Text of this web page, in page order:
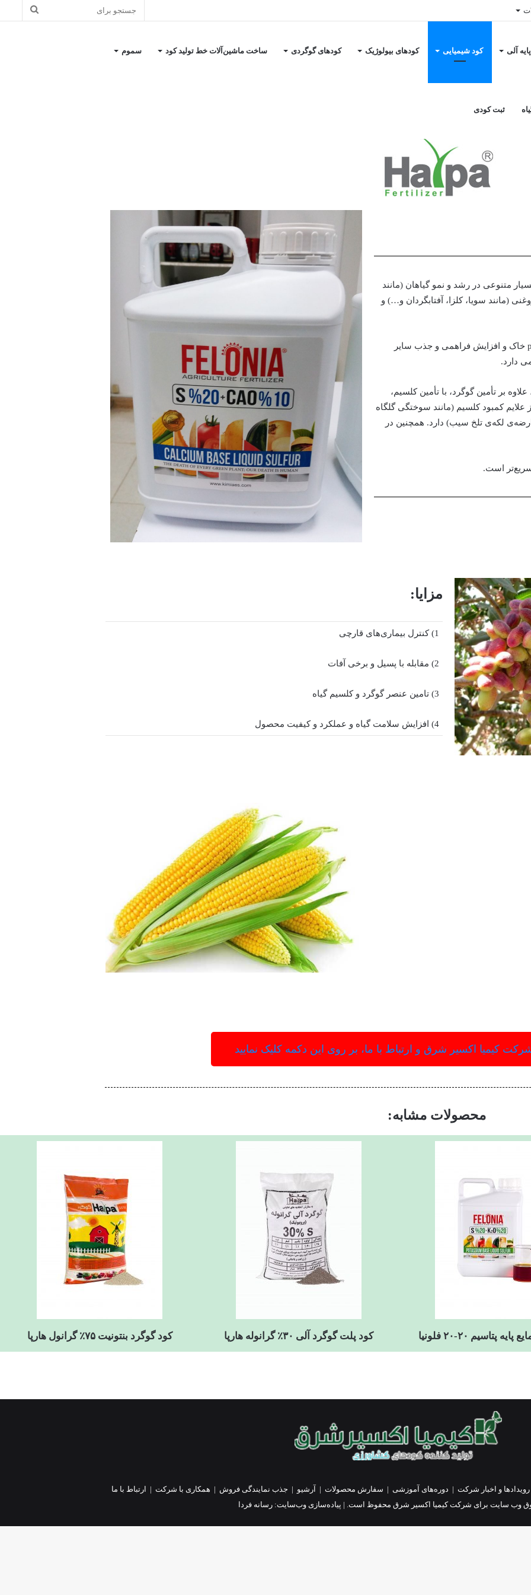
آلی کود شیمیایی کودهای بیولوژیک کودهای گوگردی ساخت ماشین‌آلات خط تولید کود سموم
ثبت کودی
اکسیر شرق
متنوعی در رشد و نمو گیاهان (مانند
(مانند سویا، کلزا، آفتابگردان و…) و
همچنین گوگرد در خاک دارای خاصیت اسیدی بوده که در کاهش pH خاک و افزایش فراهمی و جذب سایر
دارد.
بر تأمین گوگرد، با تأمین کلسیم،
کمبود کلسیم (مانند سوختگی گلگاه
لکه‌ی ‌تلخ سیب) دارد. همچنین در
سریع‌تر است.
مزایا:
1) کنترل بیماری‌های قارچی
2) مقابله با پسیل و برخی آفات
3) تامین عنصر گوگرد و کلسیم گیاه
4) افزایش سلامت گیاه و عملکرد و کیفیت محصول
کیمیا اکسیر شرق و ارتباط با ما، بر روی این دکمه کلیک نمایید
محصولات مشابه:
پتاسیم ۲۰-۲۰ فلونیا کود پلت گوگرد آلی ۳۰٪ گرانوله هارپا کود گوگرد بنتونیت ۷۵٪ گرانول هارپا
رویدادها و اخبار شرکت | دوره‌های آموزشی | سفارش محصولات | آرشیو | جذب نمایندگی فروش | همکاری با شرکت |
ارتباط با ما
وب سایت برای شرکت کیمیا اکسیر شرق محفوظ است. | پیاده‌سازی وب‌سایت: رسانه فردا